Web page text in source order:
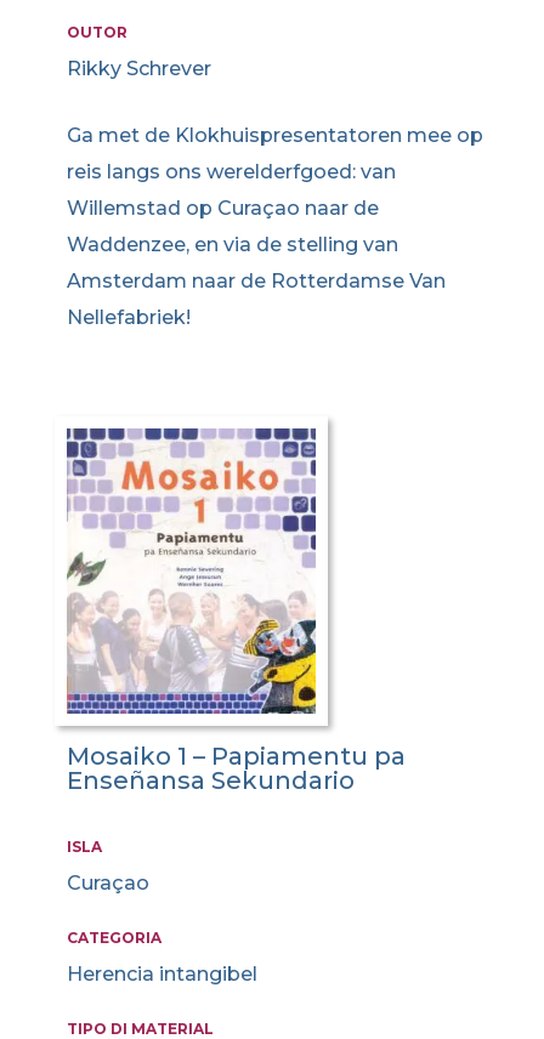
OUTOR
Rikky Schrever
Ga met de Klokhuispresentatoren mee op
reis langs ons werelderfgoed: van
Willemstad op Curaçao naar de
Waddenzee, en via de stelling van
Amsterdam naar de Rotterdamse Van
Nellefabriek!
Mosaiko 1 – Papiamentu pa
Enseñansa Sekundario
ISLA
Curaçao
CATEGORIA
Herencia intangibel
TIPO DI MATERIAL